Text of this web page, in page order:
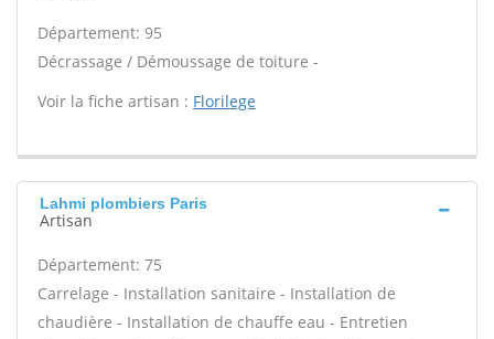
Département: 95
Décrassage / Démoussage de toiture -
Voir la fiche artisan : Florilege
Lahmi plombiers Paris
Artisan
Département: 75
Carrelage - Installation sanitaire - Installation de
chaudière - Installation de chauffe eau - Entretien